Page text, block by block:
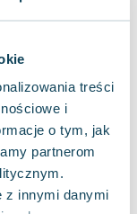
treści
i
o tym, jak
partnerom
z innymi danymi
relacje między
Williama
malar...